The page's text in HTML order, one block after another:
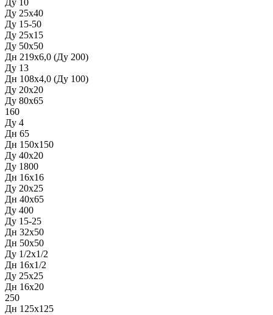
Ду 25х40
Ду 15-50
Ду 25х15
Ду 50х50
Дн 219х6,0 (Ду 200)
Ду 13
Дн 108х4,0 (Ду 100)
Ду 20х20
Ду 80х65
160
Ду 4
Дн 65
Дн 150х150
Ду 40х20
Ду 1800
Дн 16х16
Ду 20х25
Дн 40х65
Ду 400
Ду 15-25
Дн 32х50
Дн 50х50
Ду 1/2x1/2
Дн 16х1/2
Ду 25х25
Дн 16х20
250
Дн 125х125